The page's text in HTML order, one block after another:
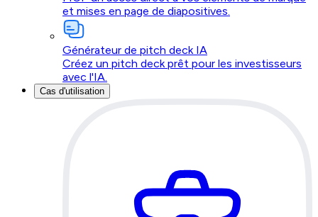
et mises en page de diapositives.
Générateur de pitch deck IA
Créez un pitch deck prêt pour les investisseurs
avec l'IA.
Cas d'utilisation